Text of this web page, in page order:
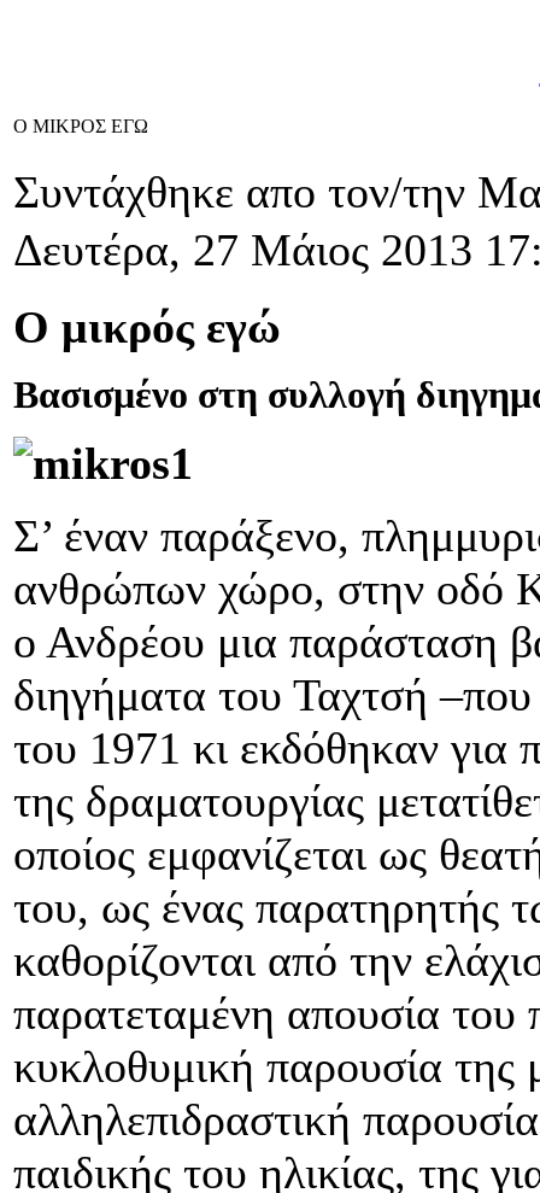
Ο ΜΙΚΡΟΣ ΕΓΩ
Συντάχθηκε απο τον/την
Δευτέρα, 27 Μάιος 2013
Ο μικρός εγώ
Βασισμένο στη συλλογή
Σ’ έναν παράξενο,
ανθρώπων χώρο, στην οδό
ο Ανδρέου μια παράσταση
διηγήματα του Ταχτσή
του 1971 κι εκδόθηκαν
της δραματουργίας
οποίος εμφανίζεται ως
του, ως ένας παρατηρητής
καθορίζονται από την
παρατεταμένη απουσία
κυκλοθυμική παρουσία της
αλληλεπιδραστική
παιδικής του ηλικίας, της